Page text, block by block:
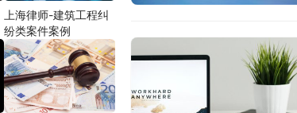
上海律师-建筑工程纠
纷类案件案例